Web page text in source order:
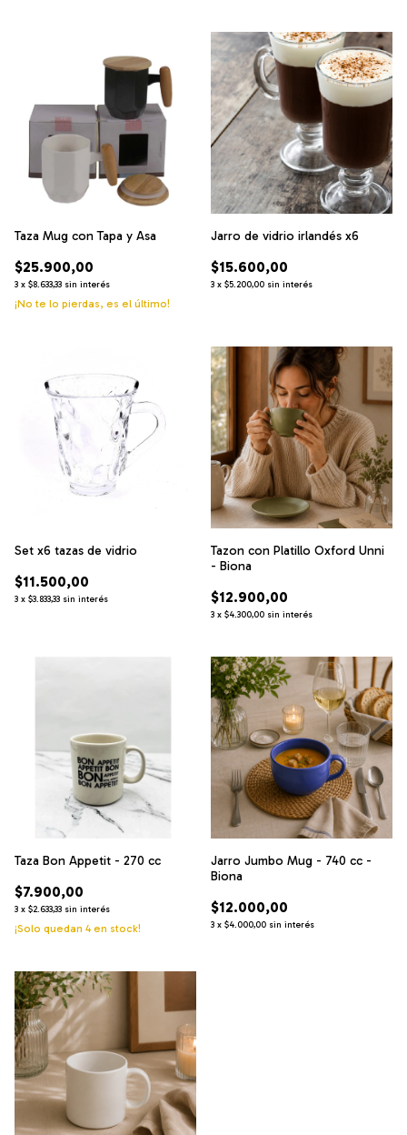
Taza Mug con Tapa y Asa
$25.900,00
3 x $8.633,33 sin interés
¡No te lo pierdas, es el último!
Jarro de vidrio irlandés x6
$15.600,00
3 x $5.200,00 sin interés
Set x6 tazas de vidrio
$11.500,00
3 x $3.833,33 sin interés
Tazon con Platillo Oxford Unni
- Biona
$12.900,00
3 x $4.300,00 sin interés
Taza Bon Appetit - 270 cc
$7.900,00
3 x $2.633,33 sin interés
¡Solo quedan 4en stock!
Jarro Jumbo Mug - 740 cc -
Biona
$12.000,00
3 x $4.000,00 sin interés